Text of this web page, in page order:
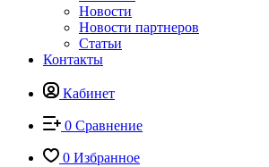
Новости
Новости партнеров
Статьи
Контакты
Кабинет
0 Сравнение
0 Избранное